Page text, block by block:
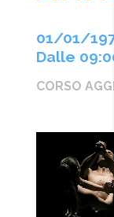
01/01/
Dalle
CORSO